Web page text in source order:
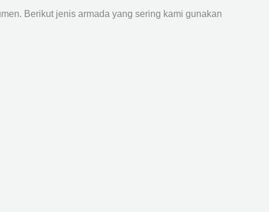
Berikut jenis armada yang sering kami gunakan